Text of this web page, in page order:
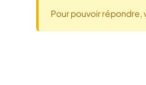
Pour pouvoir répondre,